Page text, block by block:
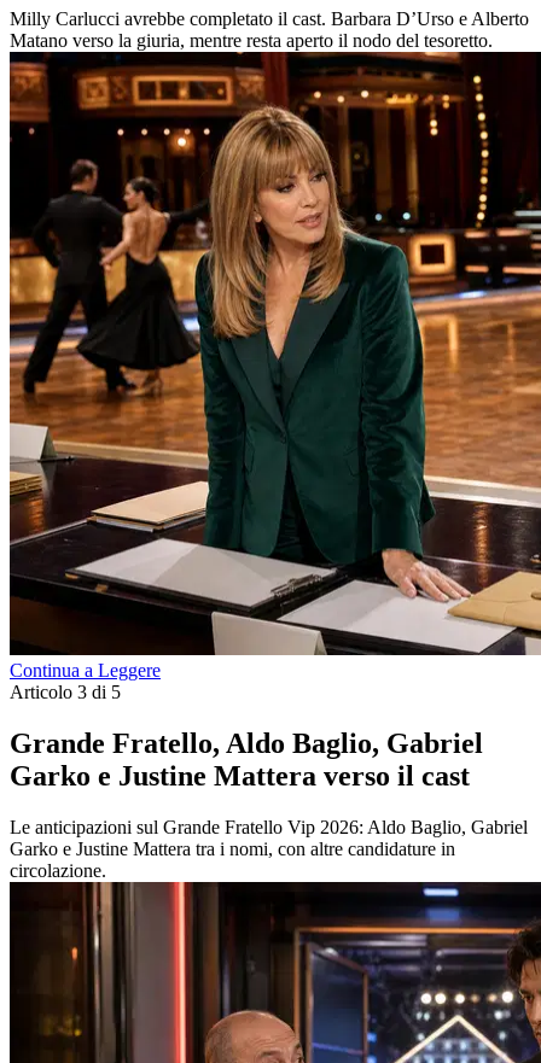
Milly Carlucci avrebbe completato il cast. Barbara D’Urso e Alberto
Matano verso la giuria, mentre resta aperto il nodo del tesoretto.
Continua a Leggere
Articolo 3 di 5
Grande Fratello, Aldo Baglio, Gabriel
Garko e Justine Mattera verso il cast
Le anticipazioni sul Grande Fratello Vip 2026: Aldo Baglio, Gabriel
Garko e Justine Mattera tra i nomi, con altre candidature in
circolazione.